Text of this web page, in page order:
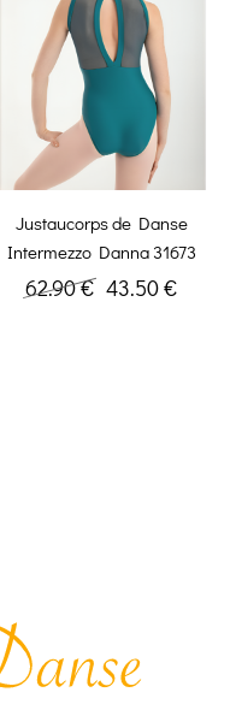
Justaucorps de Danse
Intermezzo Danna 31673
62.90 € 43.50 €